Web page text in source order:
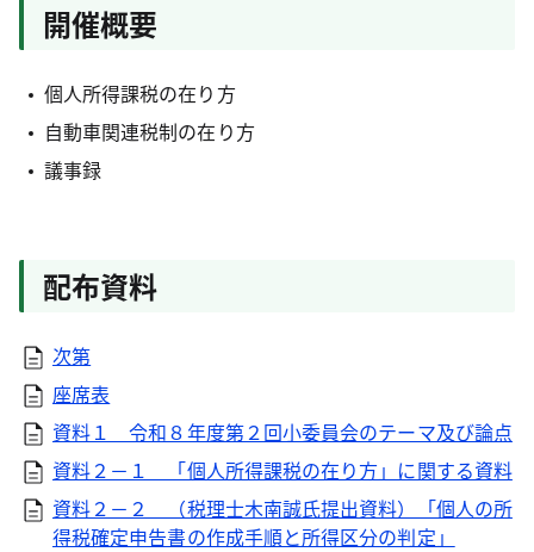
開催概要
個人所得課税の在り方
自動車関連税制の在り方
議事録
配布資料
次第
座席表
資料１ 令和８年度第２回小委員会のテーマ及び論点
資料２－１ 「個人所得課税の在り方」に関する資料
資料２－２ （税理士木南誠氏提出資料）「個人の所
得税確定申告書の作成手順と所得区分の判定」